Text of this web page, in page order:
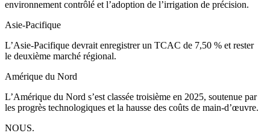
environnement contrôlé et l’adoption de l’irrigation de précision.
Asie-Pacifique
L’Asie-Pacifique devrait enregistrer un TCAC de 7,50 % et rester
le deuxième marché régional.
Amérique du Nord
L’Amérique du Nord s’est classée troisième en 2025, soutenue par
les progrès technologiques et la hausse des coûts de main-d’œuvre.
NOUS.